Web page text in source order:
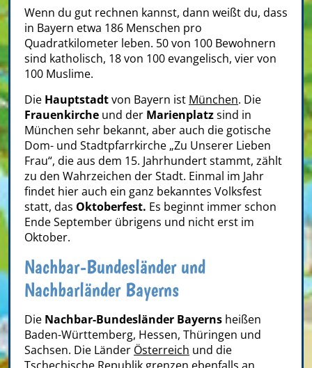
Wenn du gut rechnen kannst, dann weißt du, dass
in Bayern etwa 186 Menschen pro
Quadratkilometer leben. 50 von 100 Bewohnern
sind katholisch, 18 von 100 evangelisch, vier von
100 Muslime.
Die Hauptstadtvon Bayern ist München. Die
Frauenkirche und der Marienplatzsind in
München sehr bekannt, aber auch die gotische
Dom- und Stadtpfarrkirche „Zu Unserer Lieben
Frau“, die aus dem 15. Jahrhundert stammt, zählt
zu den Wahrzeichen der Stadt. Einmal im Jahr
findet hier auch ein ganz bekanntes Volksfest
statt, das Oktoberfest. Es beginnt immer schon
Ende September übrigens und nicht erst im
Oktober.
Nachbar-Bundesländer und
Nachbarländer Bayerns
Die Nachbar-Bundesländer Bayerns heißen
Baden-Württemberg, Hessen, Thüringen und
Sachsen. Die Länder Österreich und die